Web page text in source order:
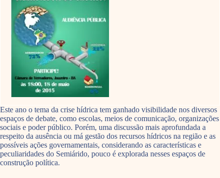
Este ano o tema da crise hídrica tem ganhado visibilidade nos diversos
espaços de debate, como escolas, meios de comunicação, organizações
sociais e poder público. Porém, uma discussão mais aprofundada a
respeito da ausência ou má gestão dos recursos hídricos na região e as
possíveis ações governamentais, considerando as características e
peculiaridades do Semiárido, pouco é explorada nesses espaços de
construção política.